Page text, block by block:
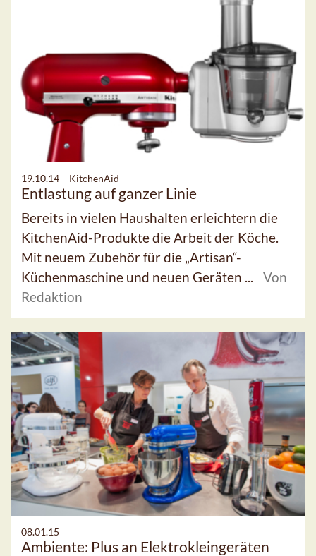
19.10.14 – KitchenAid
Entlastung auf ganzer Linie
Bereits in vielen Haushalten erleichtern die
KitchenAid-Produkte die Arbeit der Köche.
Mit neuem Zubehör für die „Artisan“-
Küchenmaschine und neuen Geräten ...
Von
Redaktion
08.01.15
Ambiente: Plus an Elektrokleingeräten